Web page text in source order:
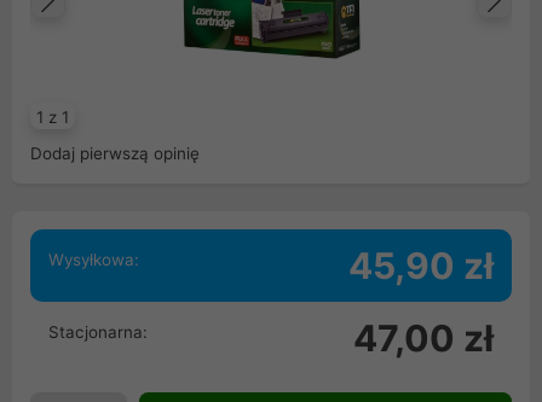
1 z 1
Poprzedni
Dodaj pierwszą opinię
Wysyłkowa: 45,90 zł
Stacjonarna: 47,00 zł